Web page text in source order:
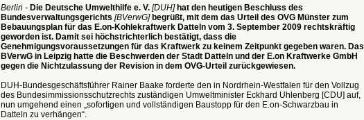
Berlin - Die Deutsche Umwelthilfe e. V. [DUH]hat den heutigen Beschluss des
Bundesverwaltungsgerichts [BVerwG]begrüßt, mit dem das Urteil des OVG Münster zum
Bebauungsplan für das E.on-Kohlekraftwerk Datteln vom 3. September 2009 rechtskräftig
geworden ist. Damit sei höchstrichterlich bestätigt, dass die
Genehmigungsvoraussetzungen für das Kraftwerk zu keinem Zeitpunkt gegeben waren. Das
BVerwG in Leipzig hatte die Beschwerden der Stadt Datteln und der E.on Kraftwerke GmbH
gegen die Nichtzulassung der Revision in dem OVG-Urteil zurückgewiesen.
DUH-Bundesgeschäftsführer Rainer Baake forderte den in Nordrhein-Westfalen für den Vollzug
des Bundesimmissionsschutzrechts zuständigen Umweltminister Eckhard Uhlenberg [CDU] auf,
nun umgehend einen „sofortigen und vollständigen Baustopp für den E.on-Schwarzbau in
Datteln zu verhängen“.